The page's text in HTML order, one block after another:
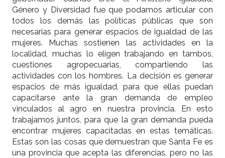
Género y Diversidad fue que podamos articular con
todos los demás las políticas públicas que son
necesarias para generar espacios de igualdad de las
mujeres. Muchas sostienen las actividades en la
localidad, muchas lo eligen trabajando en tambos,
cuestiones agropecuarias, compartiendo las
actividades con los hombres. La decisión es generar
espacios de más igualdad, para que ellas puedan
capacitarse ante la gran demanda de empleo
vinculados al agro en nuestra provincia. En esto
trabajamos juntos, para que la gran demanda pueda
encontrar mujeres capacitadas en estas temáticas.
Estas son las cosas que demuestran que Santa Fe es
una provincia que acepta las diferencias, pero no las